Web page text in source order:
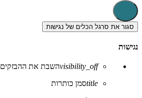
סגור את סרגל הכלים של נגישות
נגישות
visibility_offהשבת את ההבזקים
titleסמן כותרות